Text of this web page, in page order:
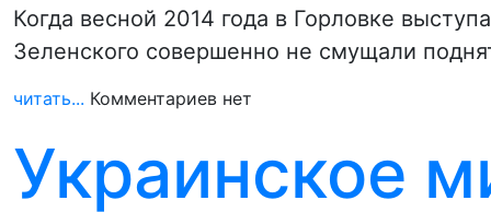
Когда весной 2014 года в Горловке
Зеленского совершенно не смущали
читать... Комментариев нет
Украинское